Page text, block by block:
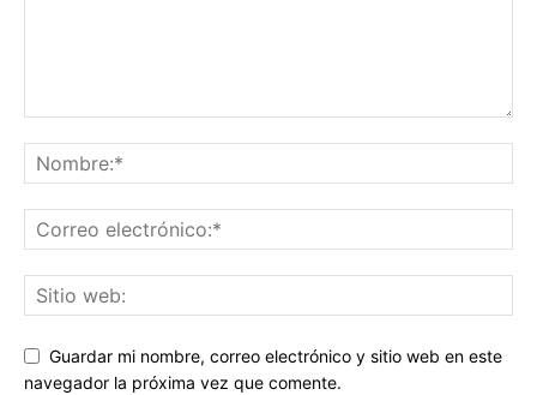
Guardar mi nombre, correo electrónico y sitio web en este
navegador la próxima vez que comente.